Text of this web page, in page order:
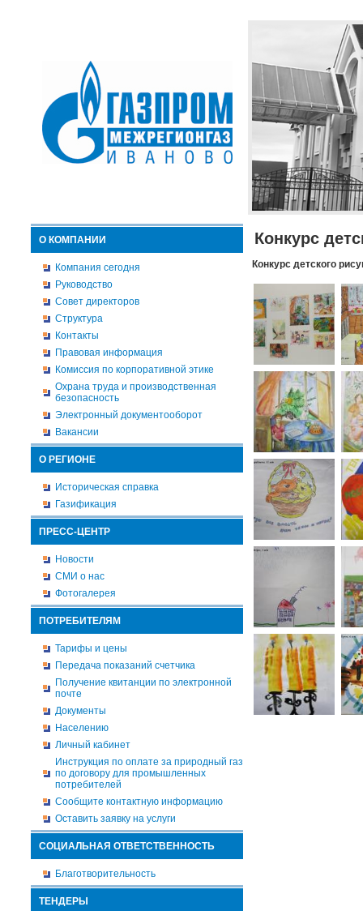
О КОМПАНИИ
Компания сегодня
Руководство
Совет директоров
Структура
Контакты
Правовая информация
Комиссия по корпоративной этике
Охрана труда и производственная
безопасность
Электронный документооборот
Вакансии
О РЕГИОНЕ
Историческая справка
Газификация
ПРЕСС-ЦЕНТР
Новости
СМИ о нас
Фотогалерея
ПОТРЕБИТЕЛЯМ
Тарифы и цены
Передача показаний счетчика
Получение квитанции по электронной
почте
Документы
Населению
Личный кабинет
Инструкция по оплате за природный газ
по договору для промышленных
потребителей
Сообщите контактную информацию
Оставить заявку на услуги
СОЦИАЛЬНАЯ ОТВЕТСТВЕННОСТЬ
Благотворительность
ТЕНДЕРЫ
Конкурс
Конкурс детского